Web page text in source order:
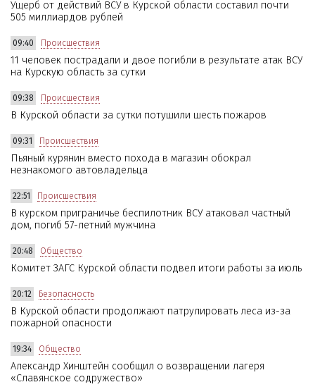
Ущерб от действий ВСУ в Курской области составил почти
505 миллиардов рублей
09:40 Происшествия
11 человек пострадали и двое погибли в результате атак ВСУ
на Курскую область за сутки
09:38 Происшествия
В Курской области за сутки потушили шесть пожаров
09:31 Происшествия
Пьяный курянин вместо похода в магазин обокрал
незнакомого автовладельца
22:51 Происшествия
В курском приграничье беспилотник ВСУ атаковал частный
дом, погиб 57-летний мужчина
20:48 Общество
Комитет ЗАГС Курской области подвел итоги работы за июль
20:12 Безопасность
В Курской области продолжают патрулировать леса из-за
пожарной опасности
19:34 Общество
Александр Хинштейн сообщил о возвращении лагеря
«Славянское содружество»